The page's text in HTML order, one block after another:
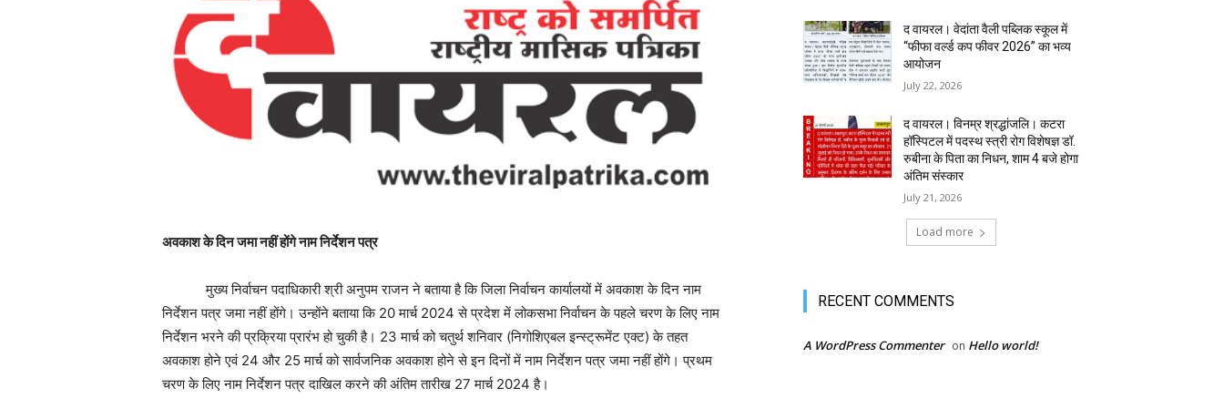
अवकाश के दिन जमा नहीं होंगे नाम निर्देशन पत्र
मुख्य निर्वाचन पदाधिकारी श्री अनुपम राजन ने बताया है कि जिला निर्वाचन कार्यालयों में अवकाश के दिन नाम
निर्देशन पत्र जमा नहीं होंगे। उन्होंने बताया कि 20 मार्च 2024 से प्रदेश में लोकसभा निर्वाचन के पहले चरण के लिए नाम
निर्देशन भरने की प्रक्रिया प्रारंभ हो चुकी है। 23 मार्च को चतुर्थ शनिवार (निगोशिएबल इन्स्ट्रूमेंट एक्ट) के तहत
अवकाश होने एवं 24 और 25 मार्च को सार्वजनिक अवकाश होने से इन दिनों में नाम निर्देशन पत्र जमा नहीं होंगे। प्रथम
चरण के लिए नाम निर्देशन पत्र दाखिल करने की अंतिम तारीख 27 मार्च 2024 है।
द वायरल। वेदांता वैली पब्लिक स्कूल में
“फीफा वर्ल्ड कप फीवर 2026” का भव्य
आयोजन
July 22, 2026
द वायरल। विनम्र श्रद्धांजलि। कटरा
हॉस्पिटल में पदस्थ स्त्री रोग विशेषज्ञ डॉ.
रुबीना के पिता का निधन, शाम 4 बजे होगा
अंतिम संस्कार
July 21, 2026
Load more
RECENT COMMENTS
A WordPress Commenter on Hello world!